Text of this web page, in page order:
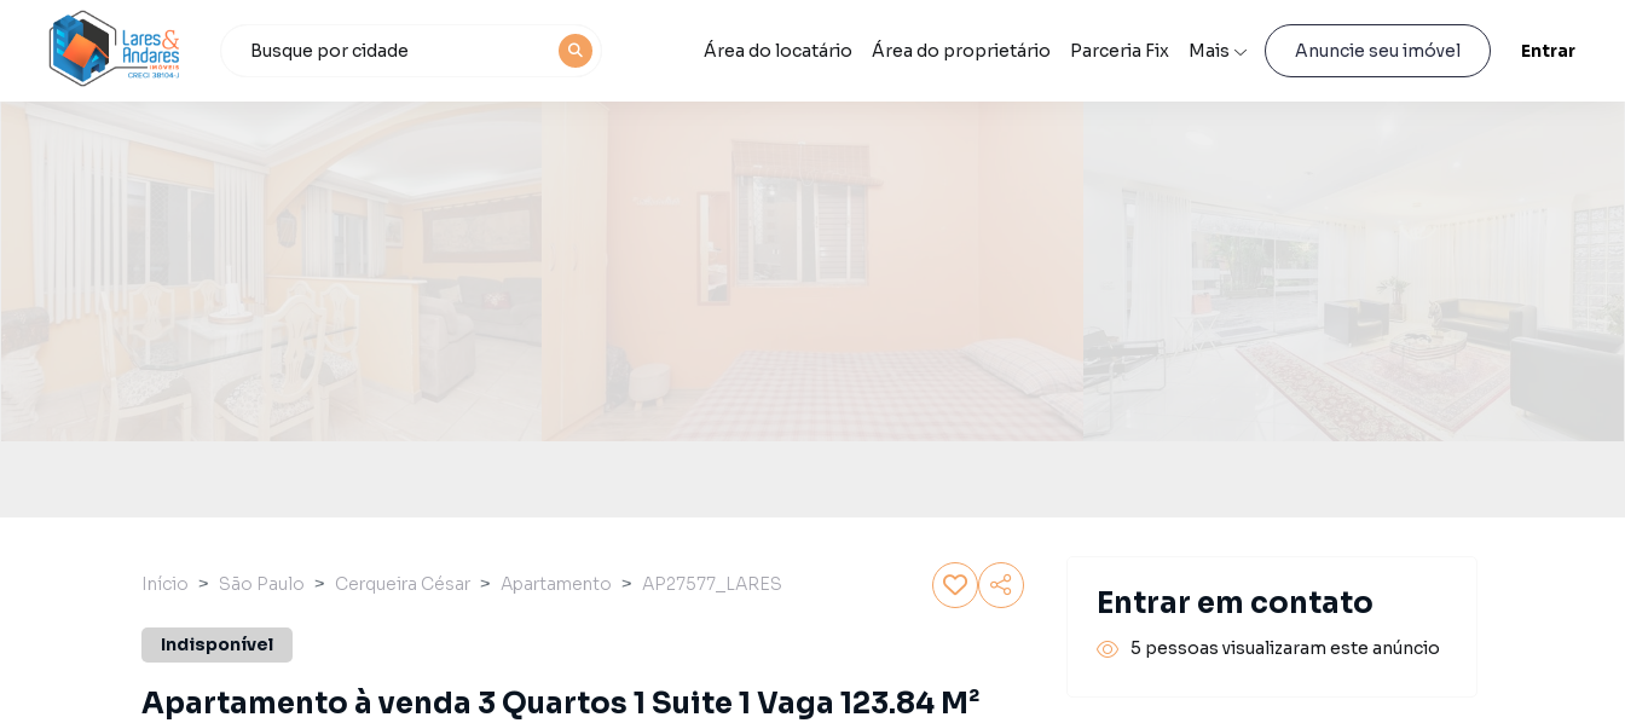
Área do locatário Área do proprietário Parceria Fix Mais Anuncie seu imóvel Entrar
Início São Paulo Cerqueira César Apartamento AP27577_LARES
Indisponível
Apartamento à venda 3 Quartos 1 Suite 1 Vaga 123.84 M²
Entrar em contato
5 pessoas visualizaram este anúncio